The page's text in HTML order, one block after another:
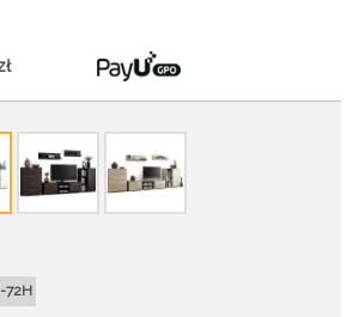
72H